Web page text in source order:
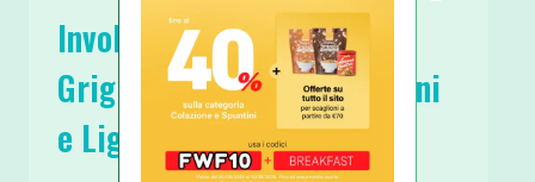
Involtini di Melanzane
Grigliate Veloci Freschi Sani
e Light